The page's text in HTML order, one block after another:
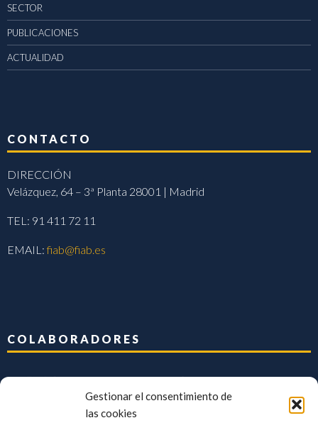
Gestionar el consentimiento de
las cookies
SECTOR
PUBLICACIONES
ACTUALIDAD
CONTACTO
DIRECCIÓN
Velázquez, 64 – 3ª Planta 28001 | Madrid
TEL: 91 411 72 11
EMAIL:fiab@fiab.es
COLABORADORES